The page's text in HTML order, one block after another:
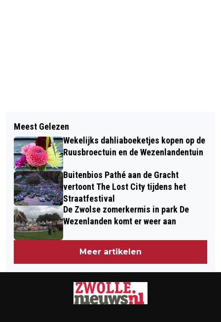
VINCENT KARREMANS EN ANNET
BETRAM IN GESPREK MET ZWOLLE
OVER TOEKOMSTBESTENDIG BOUWEN
EN BEREIKBAARHEID
MODEVORMGEVER ANNE MARIE VAN
DER VEEN: VAN OVERIJSSELSE
SCHAAP TOT HAUTE COUTURE OP
EUROPEES TOPCONGRES IN GRAZ
Meest Gelezen
Wekelijks dahliaboeketjes kopen op de
Ruusbroectuin en de Wezenlandentuin
Buitenbios Pathé aan de Gracht
vertoont The Lost City tijdens het
Straatfestival
De Zwolse zomerkermis in park De
Wezenlanden komt er weer aan
Meer artikelen